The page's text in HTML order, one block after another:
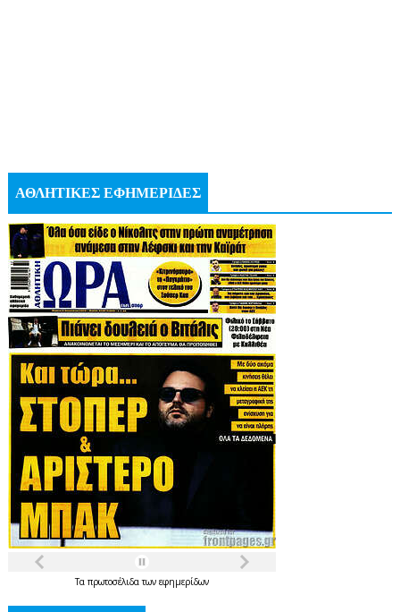
ΑΘΛΗΤΙΚΕΣ ΕΦΗΜΕΡΙΔΕΣ
Τα πρωτοσέλιδατων εφημερίδων